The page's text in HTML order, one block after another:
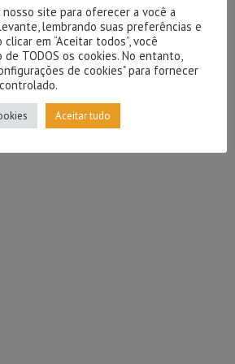
nosso site para oferecer a você a
lembrando suas preferências e
em “Aceitar todos”, você
TODOS os cookies. No entanto,
de cookies" para fornecer
Aceitar tudo